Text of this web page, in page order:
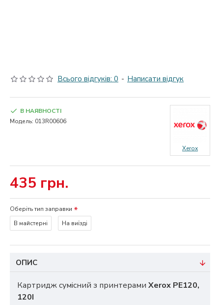
Всього відгуків: 0 - Написати відгук
435 грн.
В НАЯВНОСТІ
Модель: 013R00606
Xerox
Оберіть тип заправки
В майстерні
На виїзді
ОПИС
Картридж сумісний з принтерами Xerox PE120,
120I